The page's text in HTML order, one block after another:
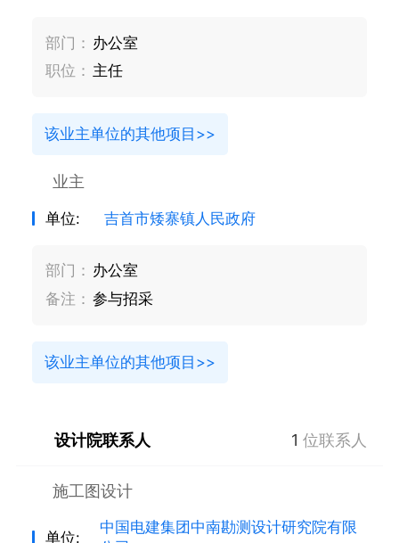
部门： 办公室
职位： 主任
该业主单位的其他项目>>
业主
单位: 吉首市矮寨镇人民政府
部门： 办公室
备注： 参与招采
该业主单位的其他项目>>
设计院联系人 1 位联系人
施工图设计
单位:
中国电建集团中南勘测设计研究院有限